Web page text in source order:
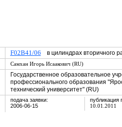
F02B41/06 в цилиндрах вторичного
Самхан Игорь Исаакович (RU)
Государственное образовательное
профессионального образования
технический университет" (RU)
подача заявки:
2006-06-15
публикация
10.01.2011